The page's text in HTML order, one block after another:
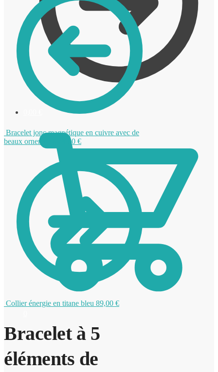
Bracelet jonc magnétique en cuivre avec de
beaux ornements
24,00 €
Collier énergie en titane bleu 89,00 €
Bracelet à 5
éléments de